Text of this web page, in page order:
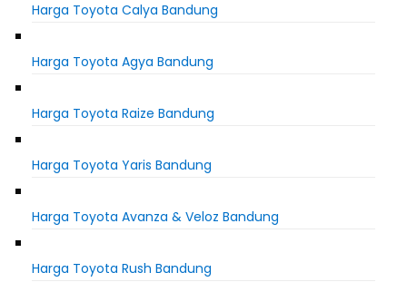
Harga Toyota Calya Bandung
Harga Toyota Agya Bandung
Harga Toyota Raize Bandung
Harga Toyota Yaris Bandung
Harga Toyota Avanza & Veloz Bandung
Harga Toyota Rush Bandung